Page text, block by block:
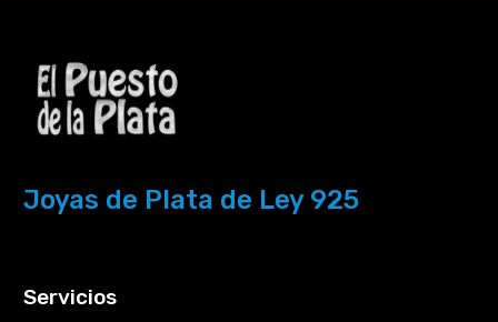
Joyas de Plata de Ley 925
Servicios